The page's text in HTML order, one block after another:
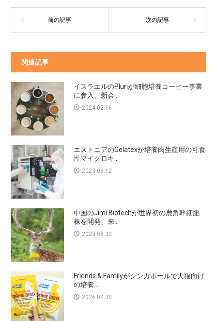
関連記事
イスラエルのPluriが細胞培養コーヒー事業
に参入、新会...
2024.02.16
エストニアのGelatexが培養肉生産用の可食
性マイクロキ...
2023.06.12
中国のJimi Biotechが世界初の鹿角幹細胞
株を開発、来...
2023.08.30
Friends & Familyがシンガポールで犬猫向け
の培養...
2026.04.30